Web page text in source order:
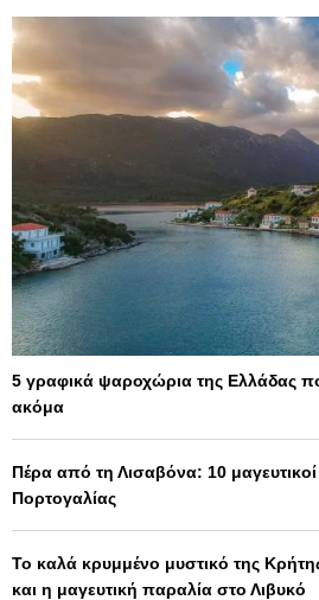
5 γραφικά ψαροχώρια της Ελλάδας
ακόμα
Πέρα από τη Λισαβόνα: 10
Πορτογαλίας
Το καλά κρυμμένο μυστικό της
και η μαγευτική παραλία στο Λιβυκό